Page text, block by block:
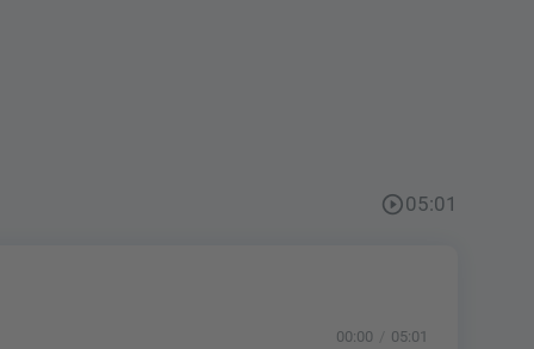
play_circle_outline05:01
00:00 05:01